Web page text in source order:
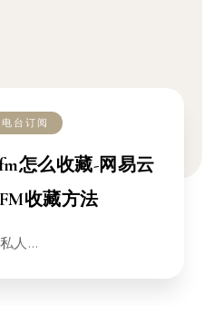
台订阅
怎么收藏-网易云
收藏方法
私人…